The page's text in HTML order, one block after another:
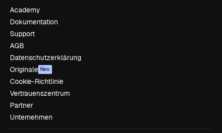
Academy
Dokumentation
Support
AGB
Datenschutzerklärung
Originale Neu
Cookie-Richtlinie
Vertrauenszentrum
Partner
Unternehmen